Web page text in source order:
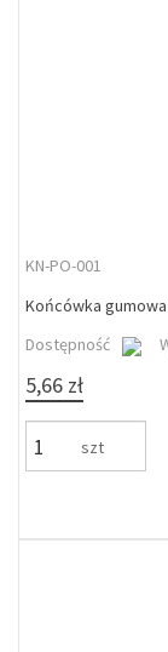
KN-PO-001
Końcówka
Dostępność
5,66 zł
szt